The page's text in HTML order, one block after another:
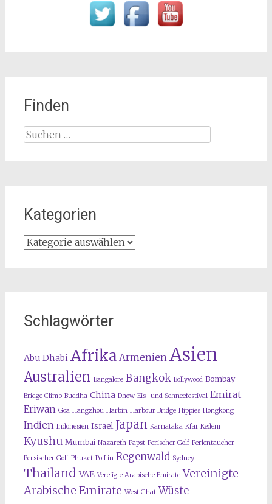
Finden
Suchen
nach:
Kategorien
Kategorien
Schlagwörter
Abu Dhabi Afrika Armenien Asien
Australien Bangalore Bangkok Bollywood Bombay
Bridge Climb Buddha China Dhow Eis- und Schneefestival Emirat
Eriwan Goa Hangzhou Harbin Harbour Bridge Hippies Hongkong
Indien Indonesien Israel Japan Karnataka Kfar Kedem
Kyushu Mumbai Nazareth Papst Perischer Golf Perlentaucher
Persischer Golf Phuket Po Lin Regenwald Sydney
Thailand VAE Vereiigte Arabische Emirate Vereinigte
Arabische Emirate West Ghat Wüste